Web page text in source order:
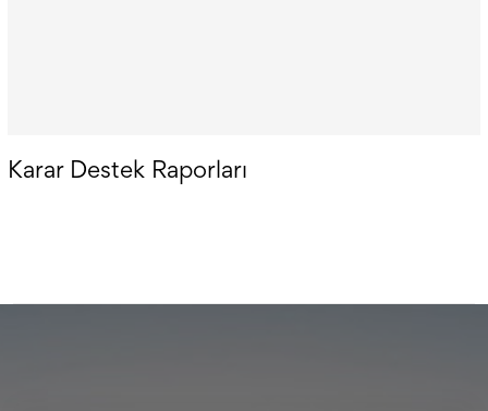
Karar Destek Raporları